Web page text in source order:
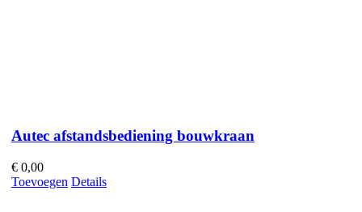
Autec afstandsbediening bouwkraan
€0,00
Toevoegen Details